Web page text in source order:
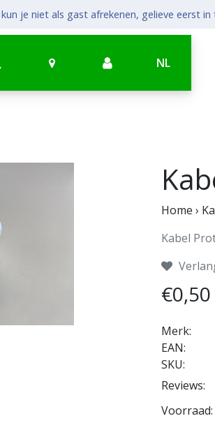
NL
kun je niet als gast afrekenen, gelieve eerst
Home ›
Kabel
€0,50
Merk:
EAN:
SKU:
Reviews:
Voorraad: